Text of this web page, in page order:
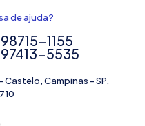
de ajuda?
98715-1155
97413-5535
Castelo, Campinas - SP,